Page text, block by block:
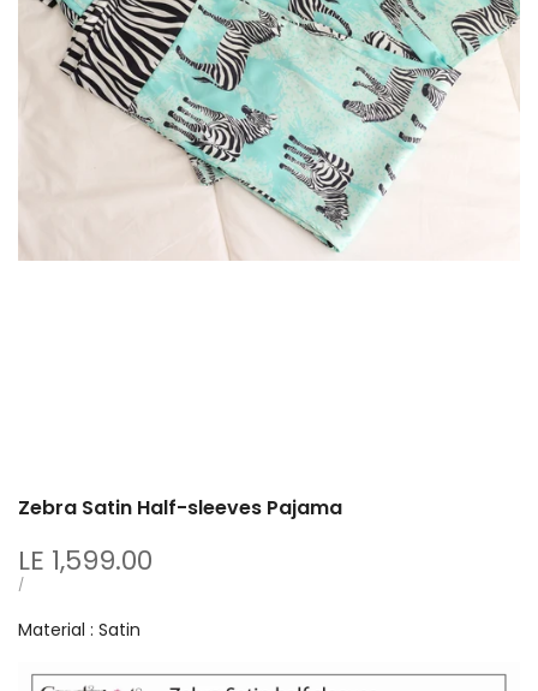
Zebra Satin Half-sleeves Pajama
Sale
price
LE 1,599.00
UNIT
/PER
Material : Satin